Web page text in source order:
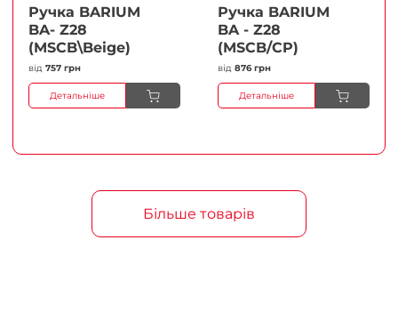
Ручка BARIUM
BA- Z28
(MSCB\Beige)
від 757 грн
Детальніше
Ручка BARIUM
BA - Z28
(MSCB/CP)
від 876 грн
Детальніше
Більше товарів